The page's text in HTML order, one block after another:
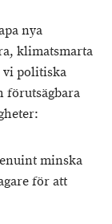
nya
klimatsmarta
vi politiska
förutsägbara
minska
för att